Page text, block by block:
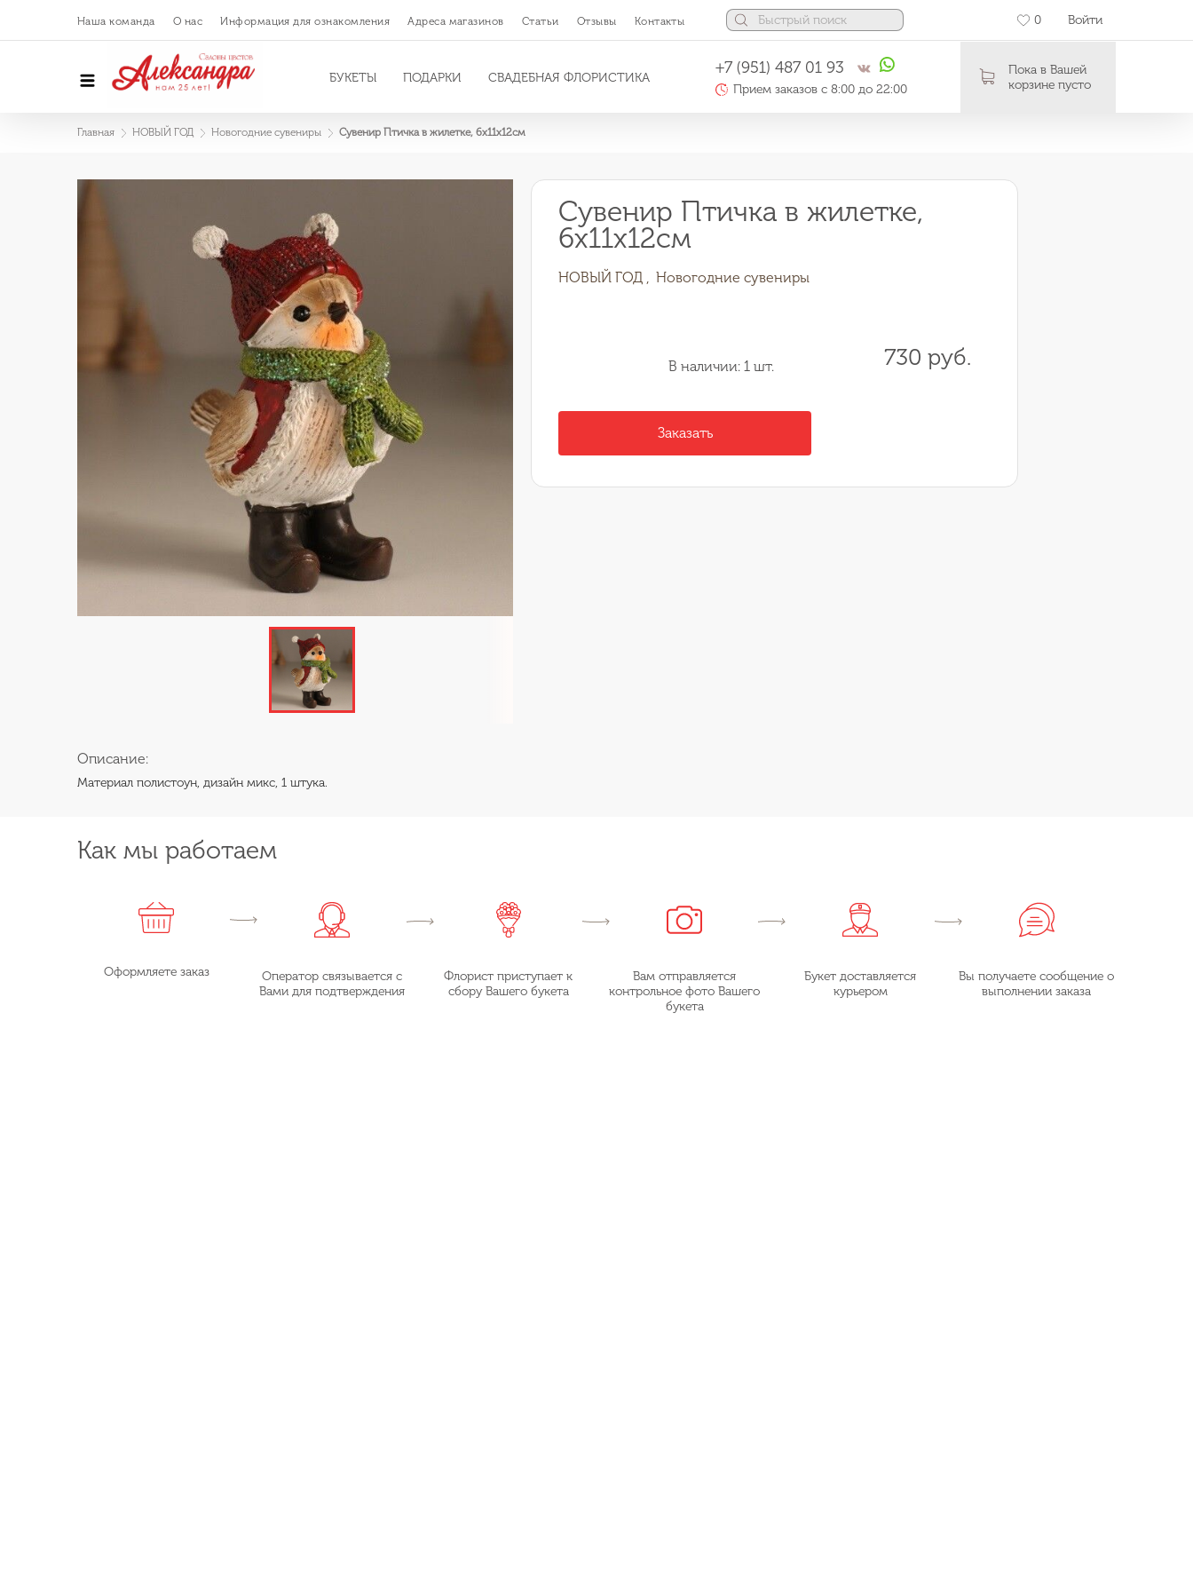
Наша команда О нас Информация для ознакомления Адреса магазинов Статьи Отзывы Контакты 0 Войти
БУКЕТЫ ПОДАРКИ СВАДЕБНАЯ ФЛОРИСТИКА
+7 (951) 487 01 93
Прием заказов с 8:00 до 22:00
Пока в Вашей
корзине пусто
Главная НОВЫЙ ГОД Новогодние сувениры Сувенир Птичка в жилетке, 6х11х12см
Описание:
Материал полистоун, дизайн микс, 1 штука.
Сувенир Птичка в жилетке,
6х11х12см
НОВЫЙ ГОД , Новогодние сувениры
В наличии: 1 шт. 730 руб.
Заказать
Как мы работаем
Оформляете заказ
Оператор связывается с
Вами для подтверждения
Флорист приступает к
сбору Вашего букета
Вам отправляется
контрольное фото Вашего
букета
Букет доставляется
курьером
Вы получаете сообщение о
выполнении заказа